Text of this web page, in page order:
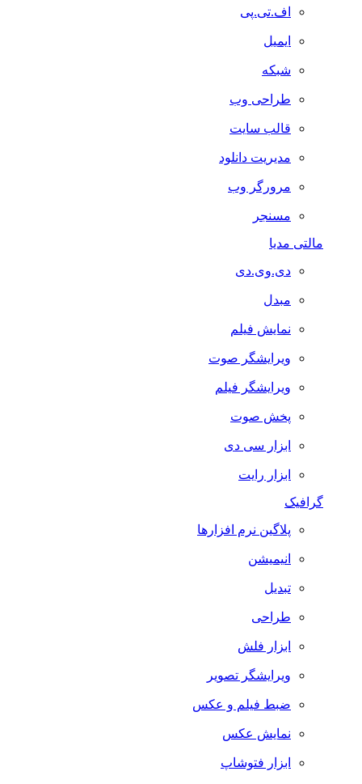
اف.تی.پی
ایمیل
شبکه
طراحی وب
قالب سایت
مدیریت دانلود
مرورگر وب
مسنجر
مالتی مدیا
دی.وی.دی
مبدل
نمایش فیلم
ویرایشگر صوت
ویرایشگر فیلم
پخش صوت
ابزار سی دی
ابزار رایت
گرافیک
پلاگین نرم افزارها
انیمیشن
تبدیل
طراحی
ابزار فلش
ویرایشگر تصویر
ضبط فيلم و عكس
نمایش عکس
ابزار فتوشاپ